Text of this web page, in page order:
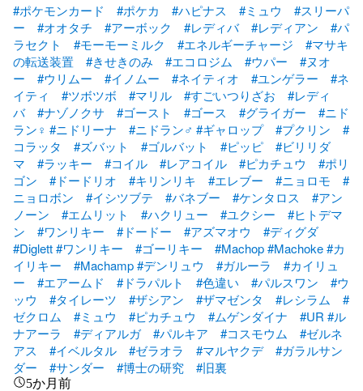
#ポケモンカード
#ポケカ #ハピナス #ミュウ
#スリーパ
ー
#オオタチ #アーボック #レディバ #レディアン
#パ
ラセクト
#モーモーミルク #エネルギーチャージ
#マサキ
の転送装置
#きせきのみ #エコロジム #ウパー
#ヌオ
ー
#ウリムー #イノムー #ネイティオ #ユンゲラー
#ネ
イティ
#ツボツボ #マリル #すごいつりざお
#レディ
バ
#ナゾノクサ #ゴースト #ゴース #グライガー
#ニド
ラン♀ #ニドリーナ #ニドラン♂ #ギャロップ #プクリン
#
コラッタ
#ズバット #ゴルバット #ピッピ
#ビリリダ
マ
#ラッキー #コイル #レアコイル #ピカチュウ
#ポリ
ゴン
#ドードリオ #キリンリキ #エレブー #ニョロモ
#
ニョロボン
#イシツブテ #バネブー #ケンタロス
#アン
ノーン
#エムリット #ハクリュー #ユクシー
#ヒトデマ
ン
#ワンリキー #ドードー #アズマオウ
#ディグダ
#Diglett#ワンリキー #ゴーリキー #Machop#Machoke#カ
イリキー
#Machamp#デンリュウ #ガルーラ
#カイリュ
ー
#エアームド #ドラパルト #色違い #パルスワン
#ウ
ッウ
#タイレーツ #ザシアン #ザマゼンタ #レシラム
#
ゼクロム
#ミュウ #ピカチュウ #ムゲンダイナ #UR #ル
ナアーラ
#ディアルガ #パルキア #コスモウム
#ゼルネ
アス
#イベルタル #ゼラオラ #マルヤクデ
#ガラルサン
ダー
#サンダー #博士の研究 #旧裏
5か月前